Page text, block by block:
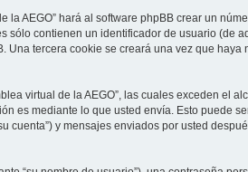
AEGO” hará al software phpBB crear un
contienen un identificador de usuario (de
tercera cookie se creará una vez que haya
virtual de la AEGO”, las cuales exceden el
es mediante lo que usted envía. Esto puede
cuenta”) y mensajes enviados por usted